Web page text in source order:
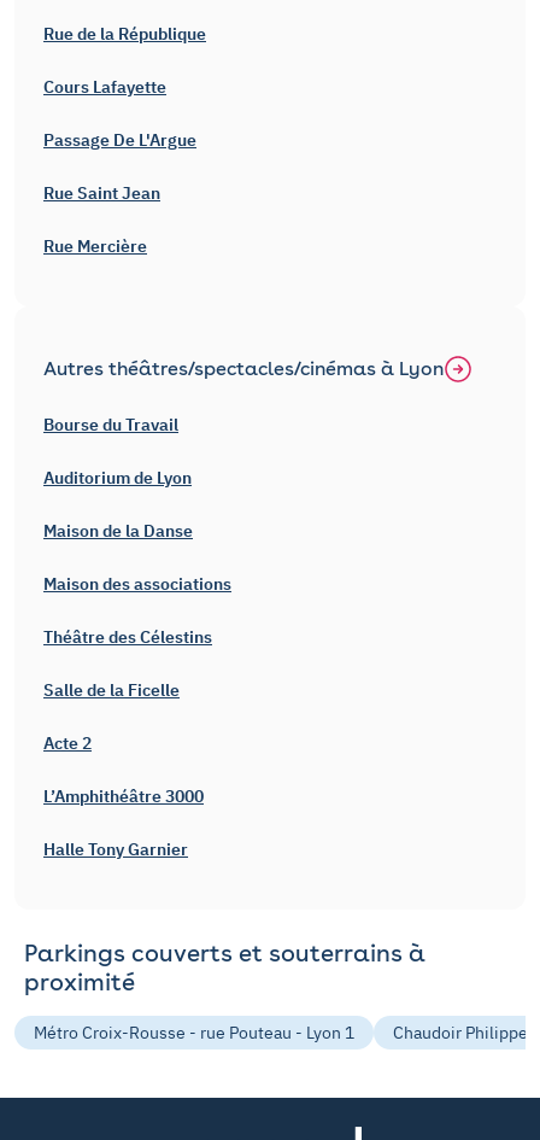
Rue de la République
Cours Lafayette
Passage De L'Argue
Rue Saint Jean
Rue Mercière
Autres théâtres/spectacles/cinémas à Lyon
Bourse du Travail
Auditorium de Lyon
Maison de la Danse
Maison des associations
Théâtre des Célestins
Salle de la Ficelle
Acte 2
L’Amphithéâtre 3000
Halle Tony Garnier
Parkings couverts et souterrains à
proximité
Métro Croix-Rousse - rue Pouteau - Lyon 1 Chaudoir Philippe